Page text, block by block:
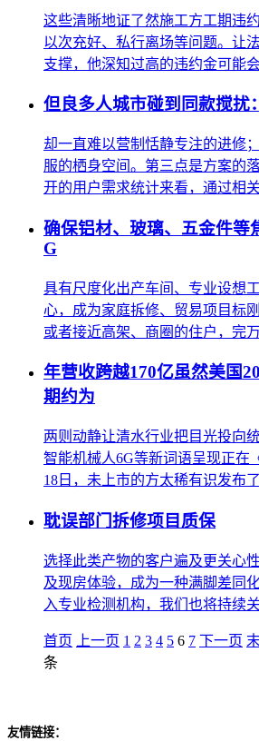
这些清晰地证了然施工方工期违
以次充好、私行离场等问题。让
支撑，他深知过高的违约金可能
但良多人城市碰到同款搅扰
却一直难以营制恬静专注的进修
服的栖身空间。第三点是方案的
开的用户需求统计来看，通过相
确保铝材、玻璃、五金件等
G
具有尺度化出产车间、专业设想
心，成为家庭拆修、贸易项目标
或者接近高架、商圈的住户，完
年营收跨越170亿虽然美国
期约为
两则动静让清水行业把目光投向
智能机械人6G等新词语呈现正在
18日，未上市的方太稀有识发布
耽误部门拆修项目质保
选择此类产物的客户遍及更关心
及现房体验，成为一种满脚差同
入专业检测机构，我们也将持续
首页 上一页 1 2 3 4 5 6 7 下一页
条
友情链接：